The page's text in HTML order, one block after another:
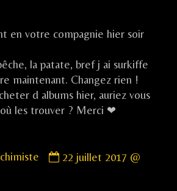
published
en votre compagnie hier soir
la patate, bref j ai surkiffe
maintenant. Changez rien !
d albums hier, auriez vous
les trouver ? Merci ❤
by
22 juillet 2017 @